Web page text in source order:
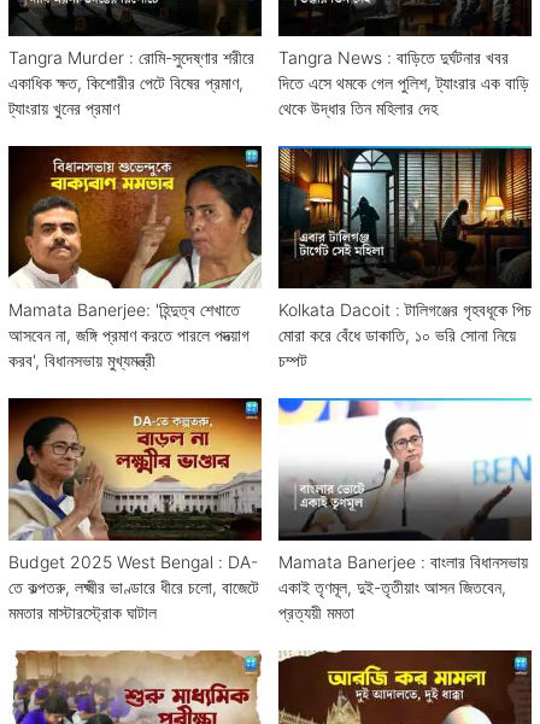
Tangra Murder : রোমি-সুদেষ্ণার শরীরে
একাধিক ক্ষত, কিশোরীর পেটে বিষের প্রমাণ,
ট্যাংরায় খুনের প্রমাণ
Tangra News : বাড়িতে দুর্ঘটনার খবর
দিতে এসে থমকে গেল পুলিশ, ট্যাংরার এক বাড়ি
থেকে উদ্ধার তিন মহিলার দেহ
Mamata Banerjee: 'হিন্দুত্ব শেখাতে
আসবেন না, জঙ্গি প্রমাণ করতে পারলে পদত্য়াগ
করব', বিধানসভায় মুখ্যমন্ত্রী
Kolkata Dacoit : টালিগঞ্জের গৃহবধূকে পিচ
মোরা করে বেঁধে ডাকাতি, ১০ ভরি সোনা নিয়ে
চম্পট
Budget 2025 West Bengal : DA-
তে কল্পতরু, লক্ষ্মীর ভাণ্ডারে ধীরে চলো, বাজেটে
মমতার মাস্টারস্ট্রোক ঘাটাল
Mamata Banerjee : বাংলার বিধানসভায়
একাই তৃণমূল, দুই-তৃতীয়াং আসন জিতবেন,
প্রত্যয়ী মমতা